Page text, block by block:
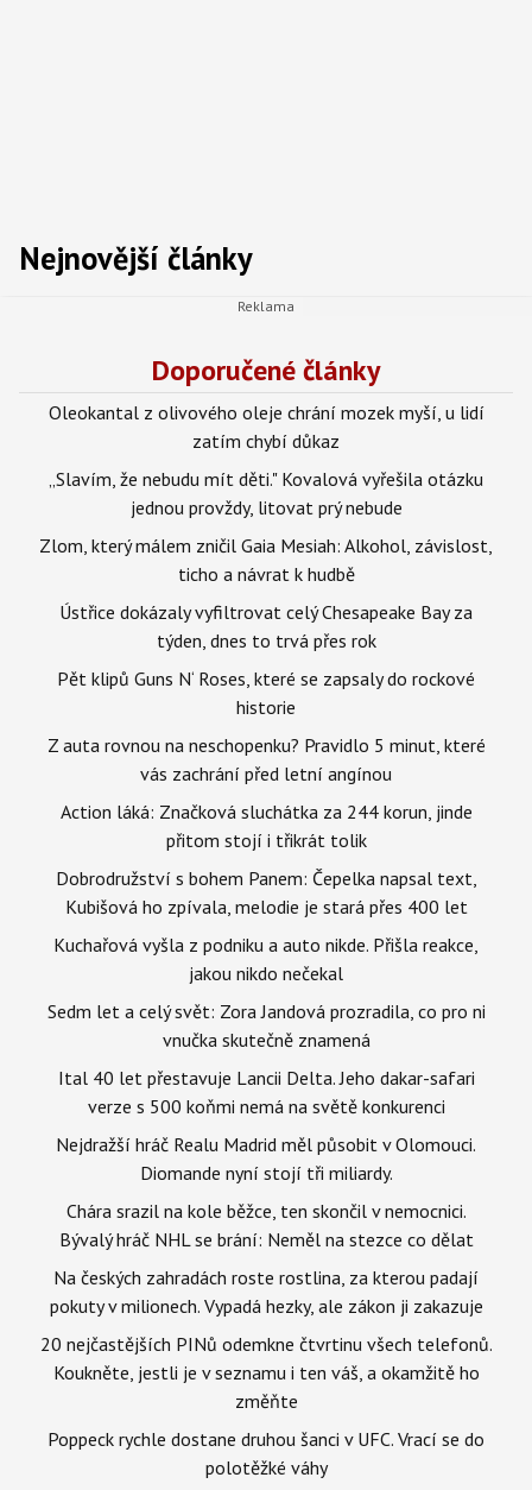
Nejnovější články
Doporučené články
Oleokantal z olivového oleje chrání mozek myší, u lidí
zatím chybí důkaz
„Slavím, že nebudu mít děti." Kovalová vyřešila otázku
jednou provždy, litovat prý nebude
Zlom, který málem zničil Gaia Mesiah: Alkohol, závislost,
ticho a návrat k hudbě
Ústřice dokázaly vyfiltrovat celý Chesapeake Bay za
týden, dnes to trvá přes rok
Pět klipů Guns N‘ Roses, které se zapsaly do rockové
historie
Z auta rovnou na neschopenku? Pravidlo 5 minut, které
vás zachrání před letní angínou
Action láká: Značková sluchátka za 244 korun, jinde
přitom stojí i třikrát tolik
Dobrodružství s bohem Panem: Čepelka napsal text,
Kubišová ho zpívala, melodie je stará přes 400 let
Kuchařová vyšla z podniku a auto nikde. Přišla reakce,
jakou nikdo nečekal
Sedm let a celý svět: Zora Jandová prozradila, co pro ni
vnučka skutečně znamená
Ital 40 let přestavuje Lancii Delta. Jeho dakar-safari
verze s 500 koňmi nemá na světě konkurenci
Nejdražší hráč Realu Madrid měl působit v Olomouci.
Diomande nyní stojí tři miliardy.
Chára srazil na kole běžce, ten skončil v nemocnici.
Bývalý hráč NHL se brání: Neměl na stezce co dělat
Na českých zahradách roste rostlina, za kterou padají
pokuty v milionech. Vypadá hezky, ale zákon ji zakazuje
20 nejčastějších PINů odemkne čtvrtinu všech telefonů.
Koukněte, jestli je v seznamu i ten váš, a okamžitě ho
změňte
Poppeck rychle dostane druhou šanci v UFC. Vrací se do
polotěžké váhy